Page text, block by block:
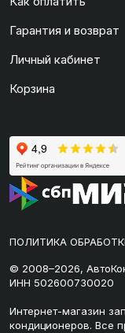
Гарантия и возврат
Личный кабинет
Корзина
ПОЛИТИКА
© 2008–2026,
ИНН 502600730020
Интернет-магазин
кондиционеров. Все